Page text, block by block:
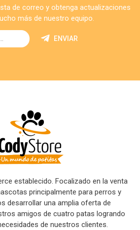
de correo y obtenga actualizaciones
más de nuestro equipo.
ENVIAR
establecido. Focalizado en la venta
principalmente para perros y
desarrollar una amplia oferta de
amigos de cuatro patas logrando
de nuestros clientes.